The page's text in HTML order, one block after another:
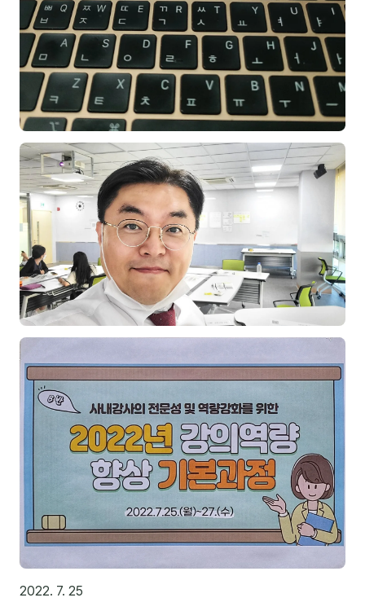
담당자·교육생 피드백
고객사 레퍼런스
온라인강의 수강 후기
AI입문
AI툴
전체 도구
미팅·보고
제안·영업
분석
마케팅
재무·계약
B2B 영업도구
용어사전
2022. 7. 25